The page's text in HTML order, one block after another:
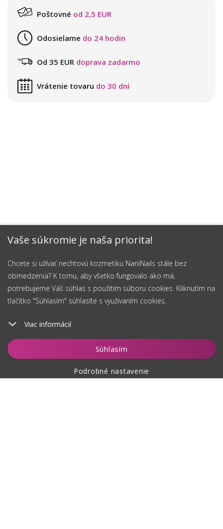
Vaše súkromie je naša priorita!
Chcete si užívať nechtovú kozmetiku NaniNails stále bez
obmedzenia? K tomu, aby všetko fungovalo ako má,
potrebujeme Váš súhlas s použitím súboru cookies. Kliknutím na
tlačítko "Súhlasím" súhlasíte s využívaním cookies.
Viac informácií
Súhlasím
Podrobné nastavenie
Vložiť do košíka
Poštovné od 2,5 EUR
Odosielame do 24 hodin
Od 35 EUR doprava zadarmo
Vrátenie tovaru do 30 dní